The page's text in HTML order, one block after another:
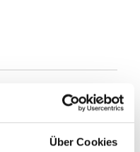
Über Cookies